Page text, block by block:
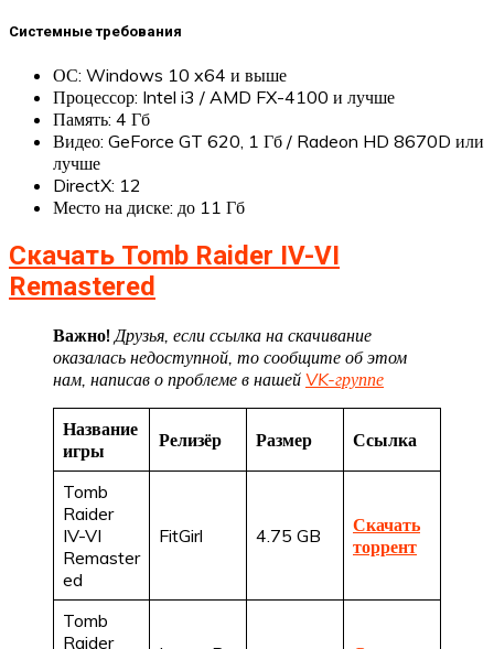
Системные требования
ОС: Windows 10 x64 и выше
Процессор: Intel i3 / AMD FX-4100 и лучше
Память: 4 Гб
Видео: GeForce GT 620, 1 Гб / Radeon HD 8670D или
лучше
DirectX: 12
Место на диске: до 11 Гб
Скачать Tomb Raider IV-VI
Remastered
Важно! Друзья, если ссылка на скачивание
оказалась недоступной, то сообщите об этом
нам, написав о проблеме в нашей VK-группе
Название
игры
Релизёр Размер Ссылка
Tomb
Raider
IV-VI
Remaster
ed
FitGirl 4.75 GB
Скачать
торрент
Tomb
Raider